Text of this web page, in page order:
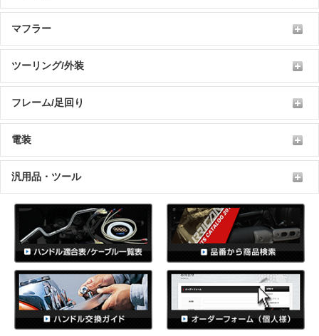
マフラー
ツーリング/外装
フレーム/足回り
電装
汎用品・ツール